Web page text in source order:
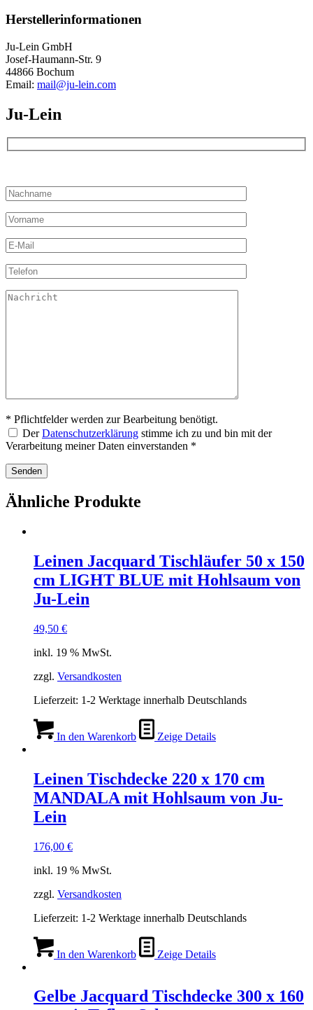
Herstellerinformationen
Ju-Lein GmbH
Josef-Haumann-Str. 9
44866 Bochum
Email: mail@ju-lein.com
Ju-Lein
* Pflichtfelder werden zur Bearbeitung benötigt.
DerDatenschutzerklärung stimme ich zu und bin mit der
Verarbeitung meiner Daten einverstanden *
Ähnliche Produkte
Leinen Jacquard Tischläufer 50 x 150
cm LIGHT BLUE mit Hohlsaum von
Ju-Lein
49,50 €
inkl. 19 % MwSt.
zzgl. Versandkosten
Lieferzeit: 1-2 Werktage innerhalb Deutschlands
In den Warenkorb Zeige Details
Leinen Tischdecke 220 x 170 cm
MANDALA mit Hohlsaum von Ju-
Lein
176,00 €
inkl. 19 % MwSt.
zzgl. Versandkosten
Lieferzeit: 1-2 Werktage innerhalb Deutschlands
In den Warenkorb Zeige Details
Gelbe Jacquard Tischdecke 300 x 160